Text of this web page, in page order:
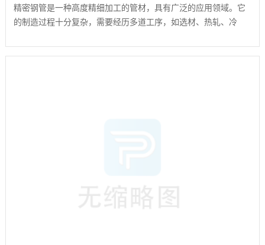
精密钢管是一种高度精细加工的管材，具有广泛的应用领域。它
的制造过程十分复杂，需要经历多道工序，如选材、热轧、冷
机械制造、汽车工业、航空航天等领域中扮演着重要的角色。首